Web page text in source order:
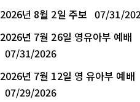
2026년 8월 2일 주보 07/31/
2026년 7월 26일 영유아부 예배
07/31/2026
2026년 7월 12일 영 유아부 예배
07/29/2026